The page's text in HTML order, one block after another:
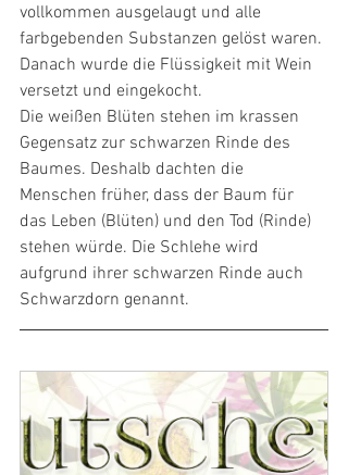
vollkommen ausgelaugt und alle
farbgebenden Substanzen gelöst waren.
Danach wurde die Flüssigkeit mit Wein
versetzt und eingekocht.
Die weißen Blüten stehen im krassen
Gegensatz zur schwarzen Rinde des
Baumes. Deshalb dachten die
Menschen früher, dass der Baum für
das Leben (Blüten) und den Tod (Rinde)
stehen würde. Die Schlehe wird
aufgrund ihrer schwarzen Rinde auch
Schwarzdorn genannt.